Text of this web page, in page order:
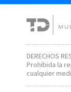
DERECHOS
Prohibida la
cualquier